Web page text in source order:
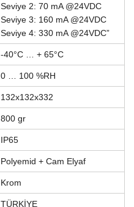
Seviye 2: 70 mA @24VDC
Seviye 3: 160 mA @24VDC
Seviye 4: 330 mA @24VDC”
-40°C … + 65°C
0 … 100 %RH
132x132x332
800 gr
IP65
Polyemid + Cam Elyaf
Krom
TÜRKİYE